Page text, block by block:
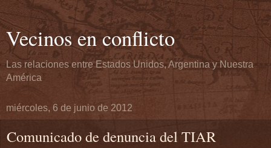
Vecinos en conflicto
Las relaciones entre Estados Unidos, Argentina y Nuestra
América
miércoles, 6 de junio de 2012
Comunicado de denuncia del TIAR